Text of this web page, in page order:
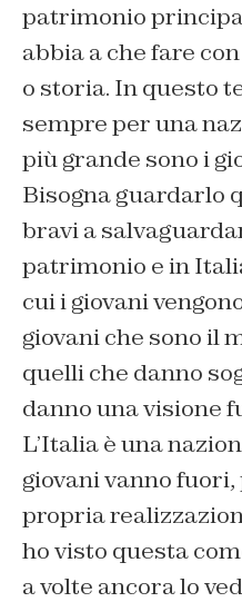
patrimonio
abbia a che fare
o storia. In questo
sempre per una
più grande sono i
Bisogna guardarlo
bravi a
patrimonio e in
cui i giovani
giovani che sono il
quelli che danno
danno una visione
L’Italia è una
giovani vanno
propria
ho visto questa
a volte ancora lo